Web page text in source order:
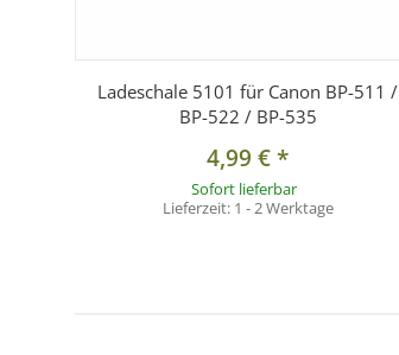
Ladeschale 5101 für Canon BP-511 /
BP-522 / BP-535
4,99 €*
Sofort lieferbar
Lieferzeit: 1 - 2 Werktage